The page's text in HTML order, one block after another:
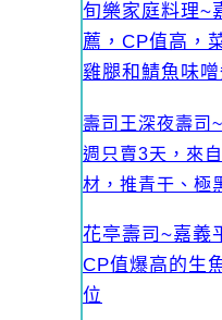
旬樂家庭料理~
薦，CP值高，
雞腿和鯖魚味噌
壽司王深夜壽司
週只賣3天，來
材，推青干、極
花亭壽司~嘉義
CP值爆高的生
位